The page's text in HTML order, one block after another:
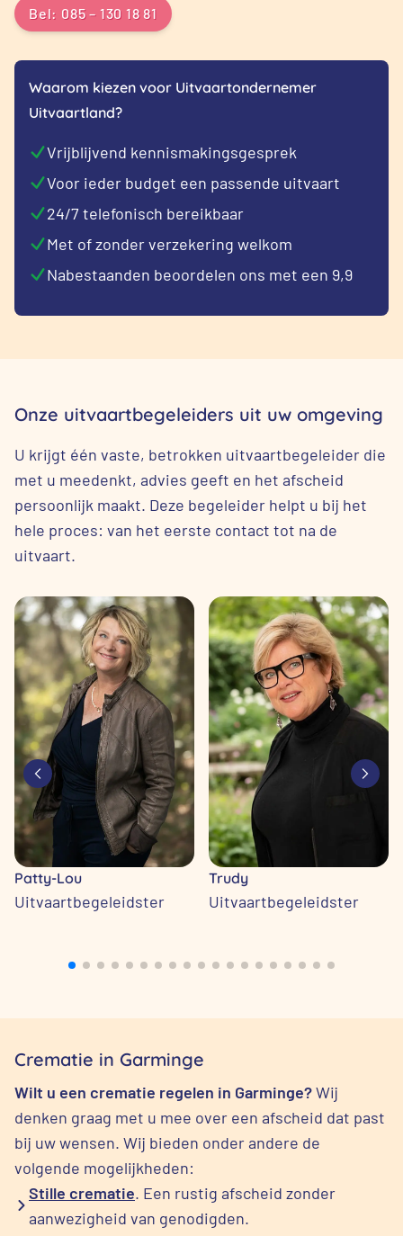
Bel: 085 – 130 18 81
Waarom kiezen voor Uitvaartondernemer
Uitvaartland?
Vrijblijvend kennismakingsgesprek
Voor ieder budget een passende uitvaart
24/7 telefonisch bereikbaar
Met of zonder verzekering welkom
Nabestaanden beoordelen ons met een 9,9
Onze uitvaartbegeleiders uit uw omgeving
U krijgt één vaste, betrokken uitvaartbegeleider die
met u meedenkt, advies geeft en het afscheid
persoonlijk maakt. Deze begeleider helpt u bij het
hele proces: van het eerste contact tot na de
uitvaart.
Patty-Lou
Uitvaartbegeleidster
Trudy
Uitvaartbegeleidster
Crematie in Garminge
Wilt u een crematie regelen in Garminge?Wij
denken graag met u mee over een afscheid dat past
bij uw wensen. Wij bieden onder andere de
volgende mogelijkheden:
Stille crematie. Een rustig afscheid zonder
aanwezigheid van genodigden.